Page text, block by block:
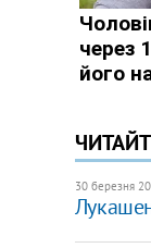
30 березня